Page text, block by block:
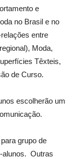
e
no Brasil e no
entre
Moda,
Têxteis,
de Curso.
escolherão um
grupo de
alunos. Outras